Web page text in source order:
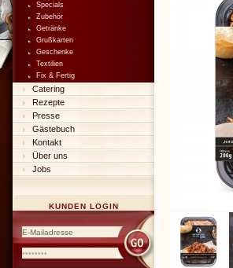
Specials
Zubehör
Getränke
Grußkarten
Geschenke
Textilien
Fix & Fertig
Catering
Rezepte
Presse
Gästebuch
Kontakt
Über uns
Jobs
KUNDEN LOGIN